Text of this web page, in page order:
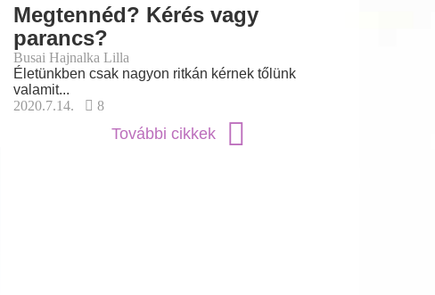
Megtennéd? Kérés vagy
parancs?
Busai Hajnalka Lilla
Életünkben csak nagyon ritkán kérnek tőlünk
valamit...
2020.7.14.
8
További cikkek